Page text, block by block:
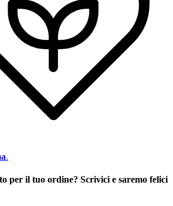
.
per il tuo ordine? Scrivici e saremo felici